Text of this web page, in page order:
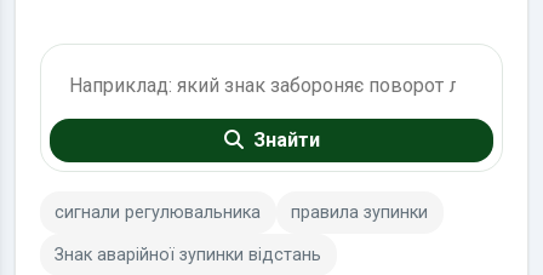
Знайти
сигнали регулювальника правила зупинки
Знак аварійної зупинки відстань